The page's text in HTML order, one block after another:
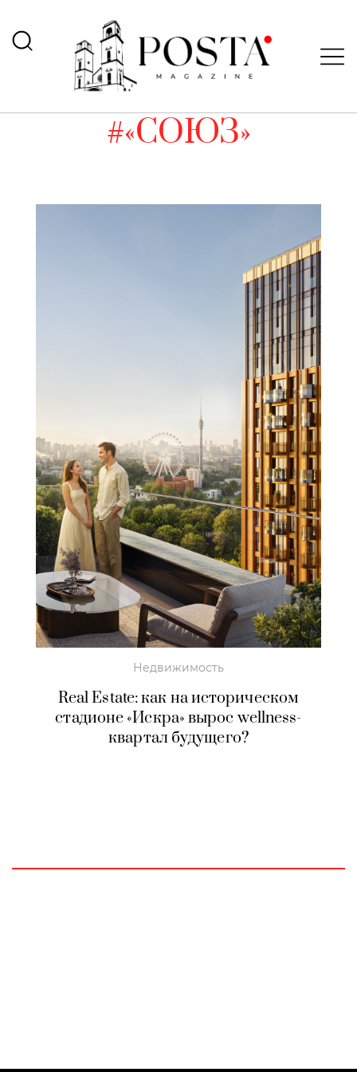
#«СОЮЗ»
Недвижимость
Real Estate: как на историческом
стадионе «Искра» вырос wellness-
квартал будущего?